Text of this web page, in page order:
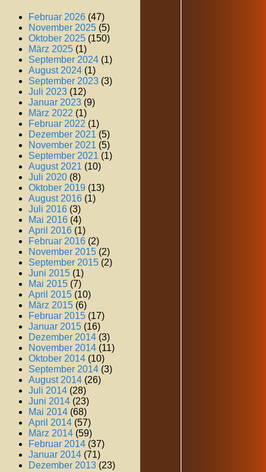
Februar 2026 (47)
November 2025 (5)
Oktober 2025 (150)
März 2025 (1)
September 2024 (1)
August 2024 (1)
September 2023 (3)
Juli 2023 (12)
Januar 2023 (9)
März 2022 (1)
Februar 2022 (1)
Dezember 2021 (5)
November 2021 (5)
September 2021 (1)
August 2021 (10)
Juli 2020 (8)
Oktober 2019 (13)
August 2016 (1)
Juli 2016 (3)
Mai 2016 (4)
April 2016 (1)
Februar 2016 (2)
November 2015 (2)
September 2015 (2)
Juni 2015 (1)
Mai 2015 (7)
April 2015 (10)
März 2015 (6)
Februar 2015 (17)
Januar 2015 (16)
Dezember 2014 (3)
November 2014 (11)
Oktober 2014 (10)
September 2014 (3)
August 2014 (26)
Juli 2014 (28)
Juni 2014 (23)
Mai 2014 (68)
April 2014 (57)
März 2014 (59)
Februar 2014 (37)
Januar 2014 (71)
Dezember 2013 (23)